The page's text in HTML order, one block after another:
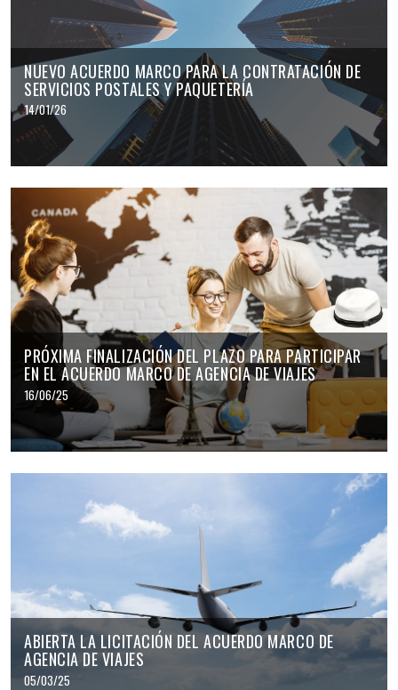
NUEVO ACUERDO MARCO PARA LA CONTRATACIÓN DE
SERVICIOS POSTALES Y PAQUETERÍA
14/01/26
PRÓXIMA FINALIZACIÓN DEL PLAZO PARA PARTICIPAR
EN EL ACUERDO MARCO DE AGENCIA DE VIAJES
16/06/25
ABIERTA LA LICITACIÓN DEL ACUERDO MARCO DE
AGENCIA DE VIAJES
05/03/25